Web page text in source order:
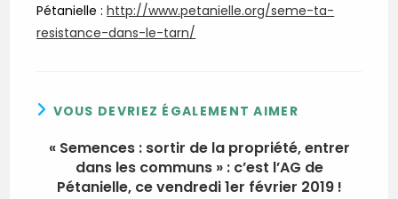
Pétanielle :http://www.petanielle.org/seme-ta-
resistance-dans-le-tarn/
VOUS DEVRIEZ ÉGALEMENT AIMER
« Semences : sortir de la propriété, entrer
dans les communs » : c’est l’AG de
Pétanielle, ce vendredi 1er février 2019 !